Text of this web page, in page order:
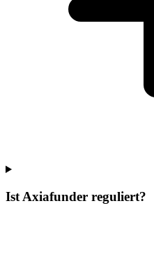
Ist Axiafunder reguliert?